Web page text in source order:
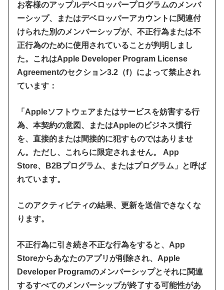
お客様のアップルデベロッパープログラムのメンバ
ーシップ、またはデベロッパーアカウントに関連付
けられた別のメンバーシップが、不正行為または不
正行為のために使用されていることが判明しまし
た。これはApple Developer Program License
Agreementのセクション3.2（f）によって禁止され
ています：
「Appleソフトウェアまたはサービスを妨害する行
為、本契約の意図、またはAppleのビジネス慣行
を、直接的または間接的に犯すものではありませ
ん。ただし、これらに限定されません。 App
Store、B2Bプログラム、またはプログラム」と呼ば
れています。
このアクティビティの結果、更新を送信できなくな
ります。
不正行為に引き続き不正な行為をすると、App
Storeからあなたのアプリが削除され、Apple
Developer Programのメンバーシップとそれに関連
するすべてのメンバーシップが終了する可能性があ